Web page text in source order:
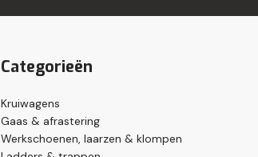
Categorieën
Kruiwagens
Gaas & afrastering
Werkschoenen, laarzen & klompen